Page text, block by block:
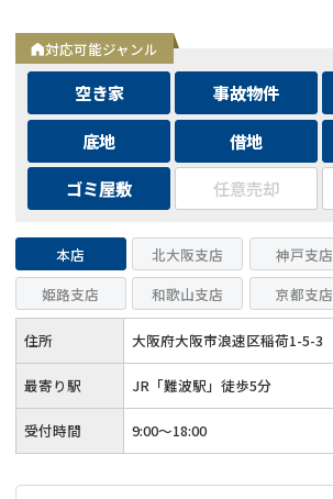
対応可能ジャンル
空き家 事故物件
底地
借地
ゴミ屋敷
任意売却
本店 北大阪支店 神戸支店
姫路支店
和歌山支店 京都支店
住所 大阪府大阪市浪速区稲荷1-5-3
最寄り駅 JR「難波駅」徒歩5分
受付時間 9:00～18:00